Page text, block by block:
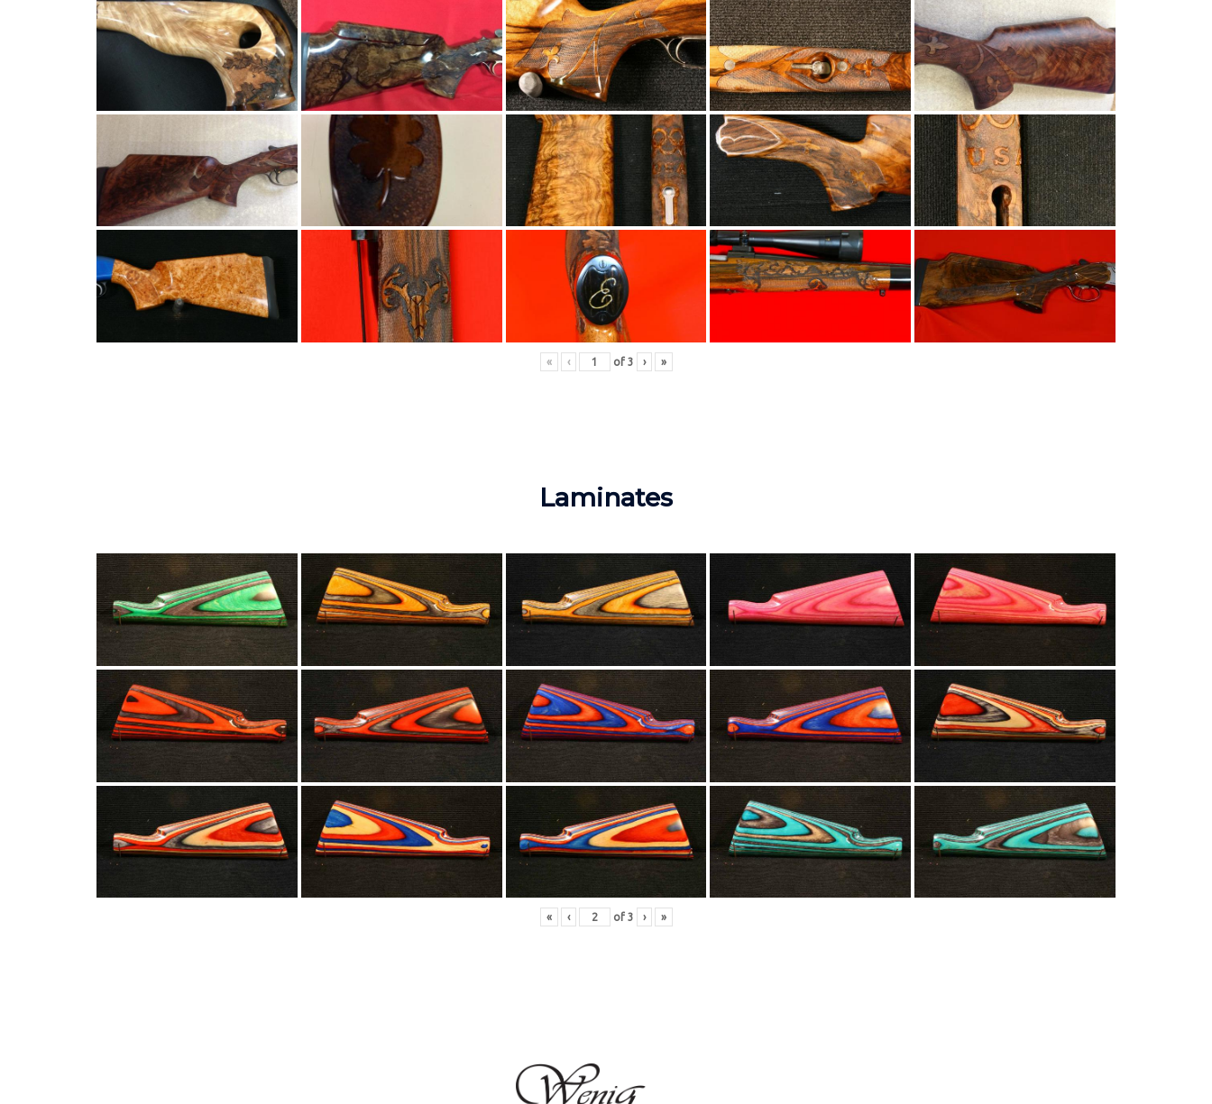
« ‹ of 3 › »
Laminates
« ‹ of 3 › »